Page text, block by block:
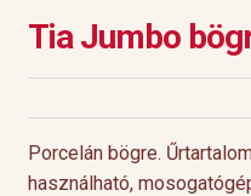
Tia Jumbo
Porcelán bögre.
használható,